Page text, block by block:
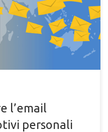
dell'indirizzo di posta
l’email
personali